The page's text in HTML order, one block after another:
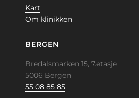
Kart
Om klinikken
BERGEN
Bredalsmarken 15, 7.etasje
5006 Bergen
55 08 85 85